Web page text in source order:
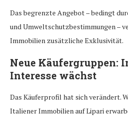
Das begrenzte Angebot – bedingt
und Umweltschutzbestimmungen –
Immobilien zusätzliche Exklusivität.
Neue Käufergruppen:
Interesse wächst
Das Käuferprofil hat sich verändert.
Italiener Immobilien auf Lipari